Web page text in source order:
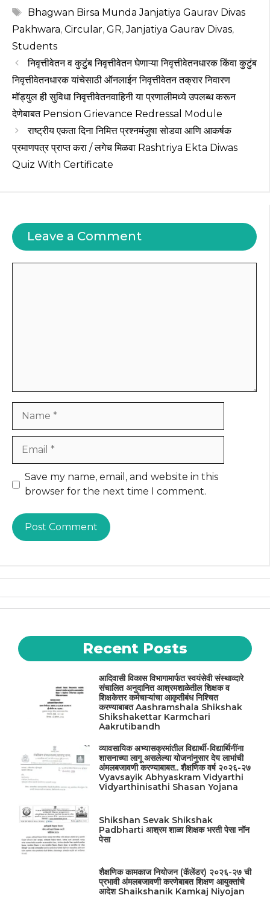
ts
A
p
p
e
b
o
k
g
ra
m
te
r
re
st
Tags
Bhagwan Birsa Munda Janjatiya Gaurav Divas
Pakhwara, Circular, GR,Janjatiya Gaurav Divas,
Students
निवृत्तीवेतन व कुटुंब निवृत्तीवेतन घेणाऱ्या निवृत्तीवेतनधारक किंवा कुटुंब
निवृत्तीवेतनधारक यांचेसाठी ऑनलाईन निवृत्तीवेतन तक्रार निवारण
मॉड्युल ही सुविधा निवृत्तीवेतनवाहिनी या प्रणालीमध्ये उपलब्ध करून
देणेबाबत Pension Grievance Redressal Module
राष्ट्रीय एकता दिना निमित्त प्रश्नमंजुषा सोडवा आणि आकर्षक
प्रमाणपत्र प्राप्त करा / लगेच मिळवा Rashtriya Ekta Diwas
Quiz With Certificate
Leave a Comment
Website
Save my name, email, and website in this
browser for the next time I comment.
Recent Posts
आदिवासी विकास विभागामार्फत स्वयंसेवी संस्थाव्दारे
संचालित अनुदानित आश्रमशाळेतील शिक्षक व
शिक्षकेत्तर कर्मचाऱ्यांचा आकृतीबंध निश्चित
करण्याबाबत Aashramshala Shikshak
Shikshakettar Karmchari
Aakrutibandh
व्यावसायिक अभ्यासक्रमांतील विद्यार्थी-विद्यार्थिनींना
शासनाच्या लागू असलेल्या योजनांनुसार देय लाभांची
अंमलबजावणी करण्याबाबत.. शैक्षणिक वर्ष २०२६-२७
Vyavsayik Abhyaskram Vidyarthi
Vidyarthinisathi Shasan Yojana
Shikshan Sevak Shikshak
Padbharti आश्रम शाळा शिक्षक भरती पेसा नॉन
पेसा
शैक्षणिक कामकाज नियोजन (कॅलेंडर) २०२६-२७ ची
प्रभावी अंमलबजावणी करणेबाबत शिक्षण आयुक्तांचे
आदेश Shaikshanik Kamkaj Niyojan